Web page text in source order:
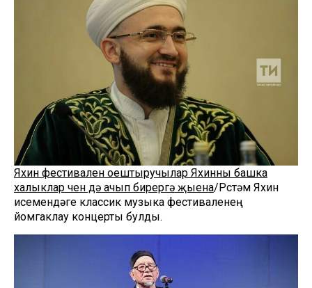
Яхин фестивален оештыручылар Яхинны башка
халыклар өчен дә ачып бирергә җыена/Рөстәм Яхин
исемендәге классик музыка фестиваленең
йомгаклау концерты булды.